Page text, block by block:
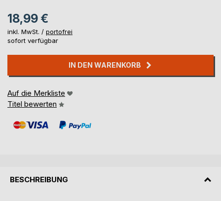
18,99 €
inkl. MwSt. / portofrei
sofort verfügbar
IN DEN WARENKORB
Auf die Merkliste
Titel bewerten
BESCHREIBUNG